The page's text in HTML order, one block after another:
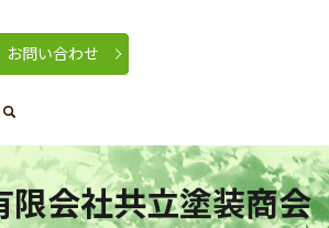
お問い合わせ
search
会社共立塗装商会